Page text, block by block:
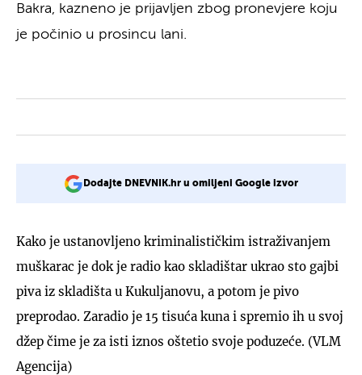
Bakra, kazneno je prijavljen zbog pronevjere koju
je počinio u prosincu lani.
Dodajte DNEVNIK.hr u omiljeni Google izvor
Kako je ustanovljeno kriminalističkim istraživanjem
muškarac je dok je radio kao skladištar ukrao sto gajbi
piva iz skladišta u Kukuljanovu, a potom je pivo
preprodao. Zaradio je 15 tisuća kuna i spremio ih u svoj
džep čime je za isti iznos oštetio svoje poduzeće. (VLM
Agencija)